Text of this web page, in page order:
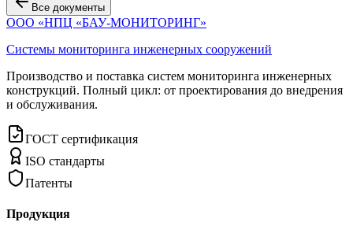
Все документы
ООО «НПЦ «БАУ-МОНИТОРИНГ»
Системы мониторинга инженерных сооружений
Производство и поставка систем мониторинга инженерных
конструкций. Полный цикл: от проектирования до внедрения
и обслуживания.
ГОСТ сертификация
ISO стандарты
Патенты
Продукция